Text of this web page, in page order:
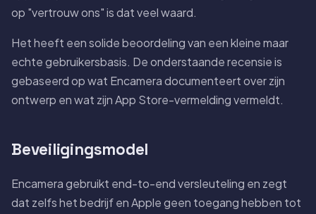
op "vertrouw ons" is dat veel waard.
Het heeft een solide beoordeling van een kleine maar
echte gebruikersbasis. De onderstaande recensie is
gebaseerd op wat Encamera documenteert over zijn
ontwerp en wat zijn App Store-vermelding vermeldt.
Beveiligingsmodel
Encamera gebruikt end-to-end versleuteling en zegt
dat zelfs het bedrijf en Apple geen toegang hebben tot